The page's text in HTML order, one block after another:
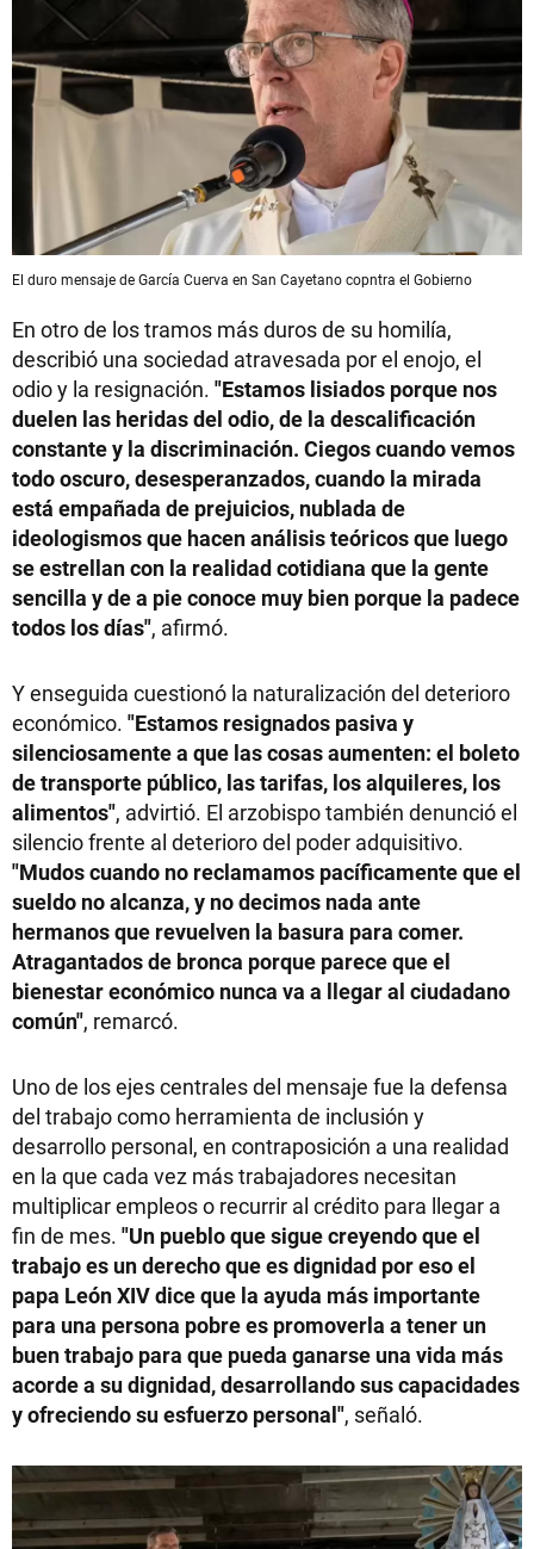
El duro mensaje de García Cuerva en San Cayetano copntra el Gobierno
En otro de los tramos más duros de su homilía,
describió una sociedad atravesada por el enojo, el
odio y la resignación. "Estamos lisiados porque nos
duelen las heridas del odio, de la descalificación
constante y la discriminación. Ciegos cuando vemos
todo oscuro, desesperanzados, cuando la mirada
está empañada de prejuicios, nublada de
ideologismos que hacen análisis teóricos que luego
se estrellan con la realidad cotidiana que la gente
sencilla y de a pie conoce muy bien porque la padece
todos los días", afirmó.
Y enseguida cuestionó la naturalización del deterioro
económico. "Estamos resignados pasiva y
silenciosamente a que las cosas aumenten: el boleto
de transporte público, las tarifas, los alquileres, los
alimentos", advirtió. El arzobispo también denunció el
silencio frente al deterioro del poder adquisitivo.
"Mudos cuando no reclamamos pacíficamente que el
sueldo no alcanza, y no decimos nada ante
hermanos que revuelven la basura para comer.
Atragantados de bronca porque parece que el
bienestar económico nunca va a llegar al ciudadano
común", remarcó.
Uno de los ejes centrales del mensaje fue la defensa
del trabajo como herramienta de inclusión y
desarrollo personal, en contraposición a una realidad
en la que cada vez más trabajadores necesitan
multiplicar empleos o recurrir al crédito para llegar a
fin de mes. "Un pueblo que sigue creyendo que el
trabajo es un derecho que es dignidad por eso el
papa León XIV dice que la ayuda más importante
para una persona pobre es promoverla a tener un
buen trabajo para que pueda ganarse una vida más
acorde a su dignidad, desarrollando sus capacidades
y ofreciendo su esfuerzo personal", señaló.